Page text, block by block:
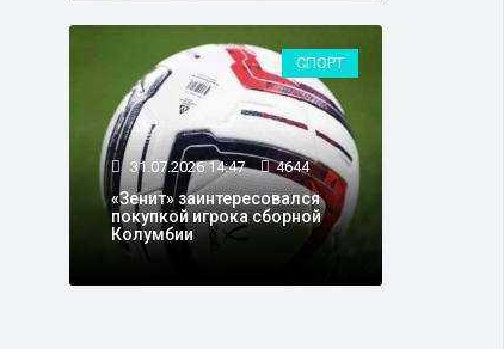
СПОРТ
31.07.2026 14:47 4644
«Зенит» заинтересовался
покупкой игрока сборной
Колумбии